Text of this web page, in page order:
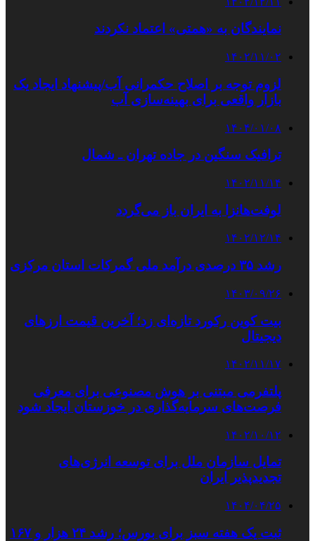
نمایندگان به «همتی» اعتماد نکردند
۱۴۰۲/۱۱/۰۲
لزوم توجه بر اصلاح حکمرانی آب/پیشنهاد ایجاد یک
بازار واقعی برای بهینه‌سازی آب
۱۴۰۴/۰۱/۰۸
ترافیک سنگین در جاده تهران ـ شمال
۱۴۰۲/۱۱/۱۴
لوفت‌هانزا به ایران باز می‌گردد
۱۴۰۲/۱۲/۱۴
رشد ۳۵ درصدی درآمد ملی گمرکات استان مرکزی
۱۴۰۳/۰۹/۲۶
بیت کوین رکورد تازه‌ای زد؛ آخرین قیمت ارزهای
دیجیتال
۱۴۰۲/۱۱/۱۷
پلتفرمی مبتنی بر هوش مصنوعی برای معرفی
فرصت‌های سرمایه‌گذاری در خوزستان ایجاد شود
۱۴۰۲/۱۰/۱۲
تمایل سازمان ملل برای توسعه انرژی‌های
تجدیدپذیر ایران
۱۴۰۴/۰۴/۲۵
ثبت یک هفته سبز برای بورس؛ رشد ۲۴ هزار و ۱۶۷